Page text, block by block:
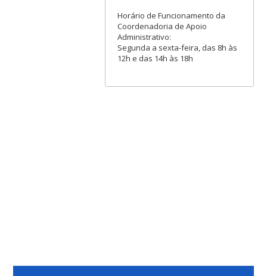
Horário de Funcionamento da
Coordenadoria de Apoio
Administrativo:
Segunda a sexta-feira, das 8h às
12h e das 14h às 18h